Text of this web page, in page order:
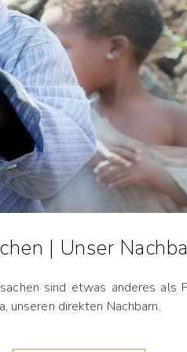
| Unser
sind etwas anderes als
unseren direkten Nachbarn.